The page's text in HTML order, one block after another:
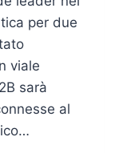
per due
viale
sarà
al